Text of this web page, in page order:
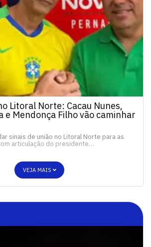
Litoral Norte: Cacau Nunes,
e Mendonça Filho vão caminhar
sinais de união no Litoral Norte para as
articulação do presidente…
VEJA MAIS